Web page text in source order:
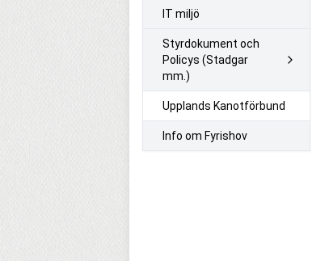
IT miljö
Styrdokument och
Policys (Stadgar
mm.)
Upplands Kanotförbund
Info om Fyrishov